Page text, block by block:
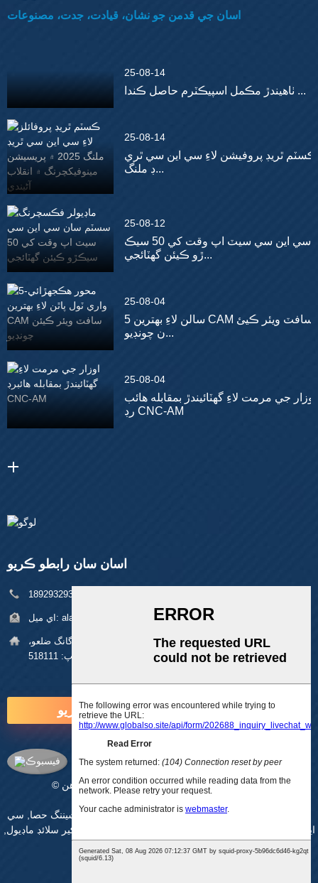
اسان جي قدمن جو نشان، قيادت، جدت، مصنوعات
25-08-14
ٺاهيندڙ مڪمل اسپيڪٽرم حاصل ڪندا ...
25-08-14
ڪسٽم ٿريڊ پروفيشن لاءِ سي اين سي ٿري
ڊ ملنگ...
25-08-12
سي اين سي سيٽ اپ وقت کي 50 سيڪ
ڙو ڪيئن گھٽائجي...
25-08-04
5 سالن لاءِ بهترين CAM سافٽ ويئر ڪيئ
ن چونڊيو...
25-08-04
اوزار جي مرمت لاءِ گھٽائيندڙ بمقابله هائب
رڊ CNC-AM
اسان سان رابطو ڪريو
اي ميل: alan@pftworld.com
بلڊنگ 49، فومين انڊسٽريل پارڪ، پنگھو ڳوٺ، لانگ گانگ ضلعو،
شينزين زپ: 518111
هاڻي پڇا ڳاڇا ڪريو
© ڪاپي رائيٽ - 2010-2025: سڀ حق محفوظ آهن.
بال اسڪرو لائينئر گائيڊ ريل موشن اسٽيج,سي اين سي مشيننگ حصا
سي
اين سي پلاسٽڪ جا حصا
لڪير سلائڊ ماڊيول